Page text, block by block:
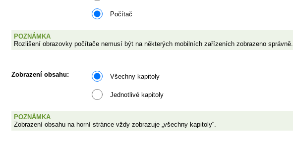
Počítač
POZNÁMKA
Rozlišení obrazovky počítače nemusí být na některých mobilních zařízeních zobrazeno správně.
Zobrazení obsahu: Všechny kapitoly
Jednotlivé kapitoly
POZNÁMKA
Zobrazení obsahu na horní stránce vždy zobrazuje „všechny kapitoly“.